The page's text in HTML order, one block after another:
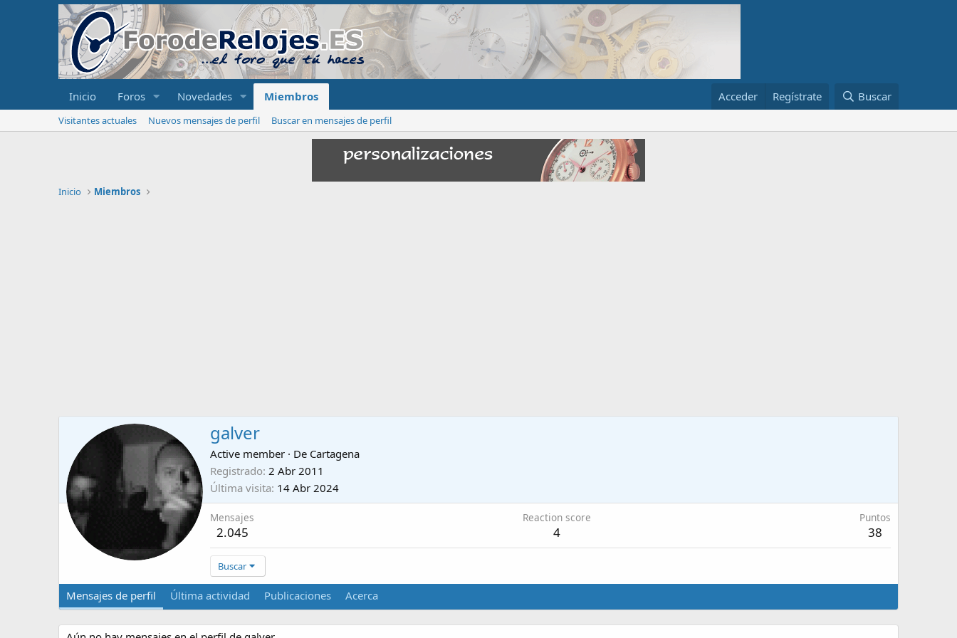
Inicio Foros Novedades Miembros Acceder Regístrate Buscar
Visitantes actuales Nuevos mensajes de perfil Buscar en mensajes de perfil
Inicio Miembros
galver
Active member · De Cartagena
Registrado 2 Abr 2011
Última visita 14 Abr 2024
Mensajes
2.045
Reaction score
4
Puntos
38
Buscar
Mensajes de perfil Última actividad Publicaciones Acerca